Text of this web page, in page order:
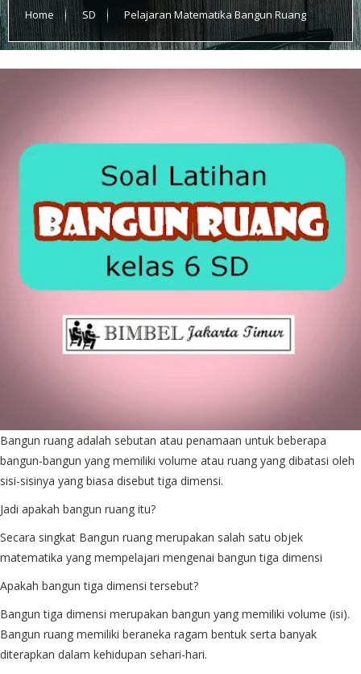
Home SD Pelajaran Matematika Bangun Ruang
Bangun ruang adalah sebutan atau penamaan untuk beberapa
bangun-bangun yang memiliki volume atau ruang yang dibatasi oleh
sisi-sisinya yang biasa disebut tiga dimensi.
Jadi apakah bangun ruang itu?
Secara singkat Bangun ruang merupakan salah satu objek
matematika yang mempelajari mengenai bangun tiga dimensi
Apakah bangun tiga dimensi tersebut?
Bangun tiga dimensi merupakan bangun yang memiliki volume (isi).
Bangun ruang memiliki beraneka ragam bentuk serta banyak
diterapkan dalam kehidupan sehari-hari.